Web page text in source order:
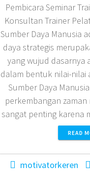
Pembicara Seminar
Konsultan Trainer
Sumber Daya Manusia
daya strategis
yang wujud dasarnya
dalam bentuk nilai-nilai
Sumber Daya
perkembangan
sangat penting karena
READ
motivatorkeren